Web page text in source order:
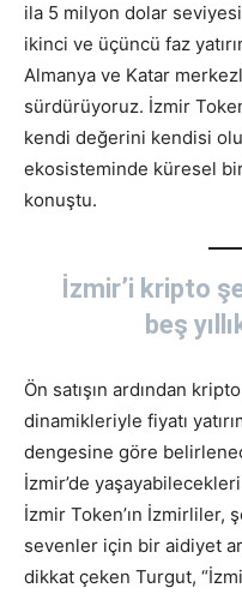
ila 5 milyon dolar
ikinci ve üçüncü faz
Almanya ve Katar
sürdürüyoruz. İzmir
kendi değerini kendisi
ekosisteminde küresel bir
konuştu.
İzmir’i kripto
beş
Ön satışın ardından
dinamikleriyle fiyatı
dengesine göre
İzmir’de
İzmir Token’ın İzmirliler,
sevenler için bir aidiyet
dikkat çeken Turgut,